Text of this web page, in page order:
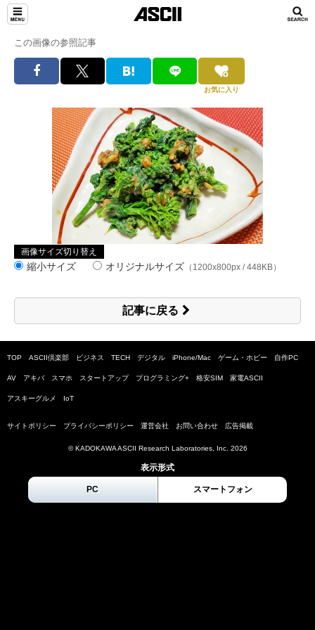
この画像の参照記事
お気に入り
画像サイズ切り替え
縮小サイズ オリジナルサイズ （1200x800px / 448KB）
記事に戻る
TOP ASCII倶楽部 ビジネス TECH デジタル iPhone/Mac ゲーム・ホビー 自作PC
AV アキバ スマホ スタートアップ プログラミング+ 格安SIM 家電ASCII
アスキーグルメ IoT
サイトポリシー プライバシーポリシー 運営会社 お問い合わせ 広告掲載
© KADOKAWA ASCII Research Laboratories, Inc. 2026
表示形式
PC スマートフォン